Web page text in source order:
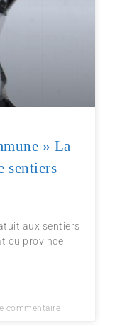
» La
sentiers
aux sentiers
ou province
commentaire